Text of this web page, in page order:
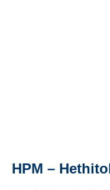
HPM –